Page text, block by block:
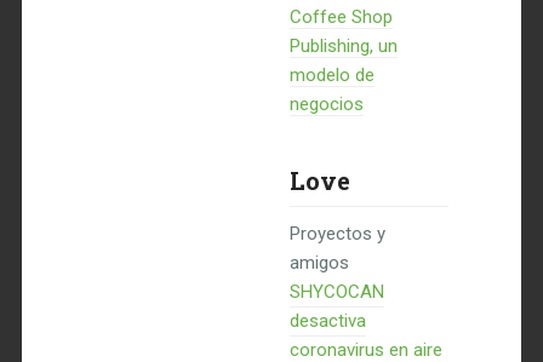
Coffee Shop
Publishing, un
modelo de
negocios
Love
Proyectos y
amigos
SHYCOCAN
desactiva
coronavirus en aire